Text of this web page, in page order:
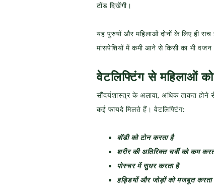
टोंड दिखेंगी।
यह पुरुषों और महिलाओं दोनों के लिए ही
मांसपेशियों में कमी आने से किसी का भी वजन
वेटलिफ्टिंग से महिलाओं
सौंदर्यशास्त्र के अलावा, अधिक ताकत
कई फायदे मिलते हैं। वेटलिफ्टिंग:
बॉडी को टोन करता है
शरीर की अतिरिक्त चर्बी को कम
पोस्चर में सुधर करता है
हड्डियों और जोड़ों को मजबूत करता